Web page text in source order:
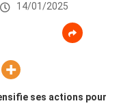
14/01/2025
ses actions pour